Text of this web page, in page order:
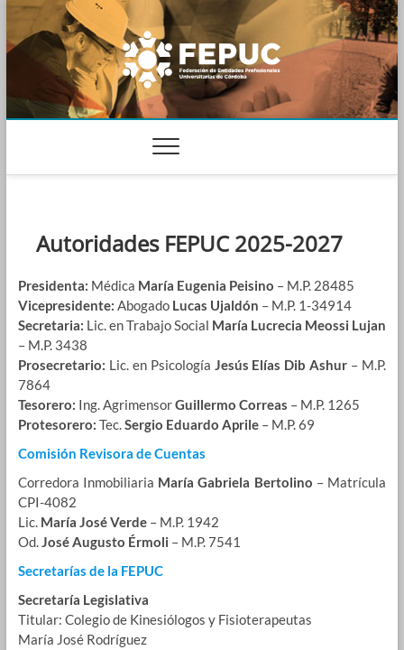
Skip
content
FEDERACIÓN DE ENTIDADES
UNIVERSITARIAS DE CÓRDOBA
Autoridades FEPUC 2025-2027
Presidenta: Médica María Eugenia Peisino – M.P. 28485
Vicepresidente: Abogado Lucas Ujaldón – M.P. 1-34914
Secretaria: Lic. en Trabajo Social María Lucrecia Meossi Lujan
– M.P. 3438
Prosecretario: Lic. en Psicología Jesús Elías Dib Ashur – M.P.
7864
Tesorero: Ing. AgrimensorGuillermo Correas – M.P. 1265
Protesorero: Tec.Sergio Eduardo Aprile– M.P. 69
Comisión Revisora de Cuentas
Corredora Inmobiliaria María Gabriela Bertolino – Matrícula
CPI-4082
Lic. María José Verde– M.P. 1942
Od.José Augusto Érmoli – M.P. 7541
Secretarías de la FEPUC
Secretaría Legislativa
Titular: Colegio de Kinesiólogos y Fisioterapeutas
María José Rodríguez